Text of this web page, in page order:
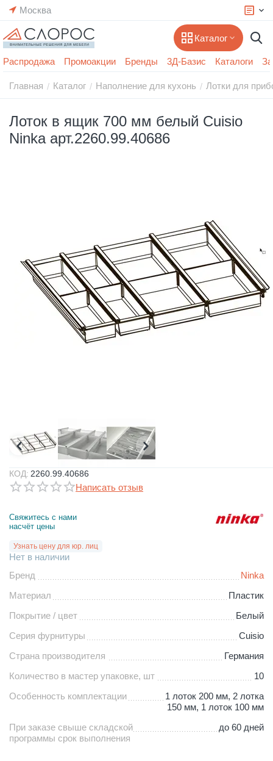
Москва
Каталог
Распродажа Промоакции Бренды 3Д-Базис Каталоги
Главная / Каталог / Наполнение для кухонь / Лотки для
Лоток в ящик 700 мм белый Cuisio
Ninka арт.2260.99.40686
КОД: 2260.99.40686
Написать отзыв
Свяжитесь с нами
насчёт цены
Узнать цену для юр. лиц
Нет в наличии
Бренд
Ninka
Материал
Пластик
Покрытие / цвет
Белый
Серия фурнитуры
Cuisio
Страна производителя
Германия
Количество в мастер упаковке, шт
10
Особенность комплектации
1 лоток 200 мм, 2 лотка
150 мм, 1 лоток 100 мм
При заказе свыше складской
программы срок выполнения
до 60 дней